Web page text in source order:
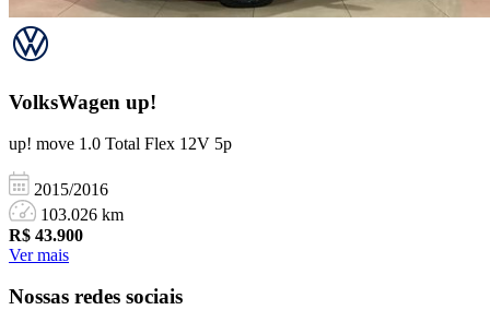
VolksWagen up!
up! move 1.0 Total Flex 12V 5p
2015/2016
103.026 km
R$ 43.900
Ver mais
Nossas redes sociais